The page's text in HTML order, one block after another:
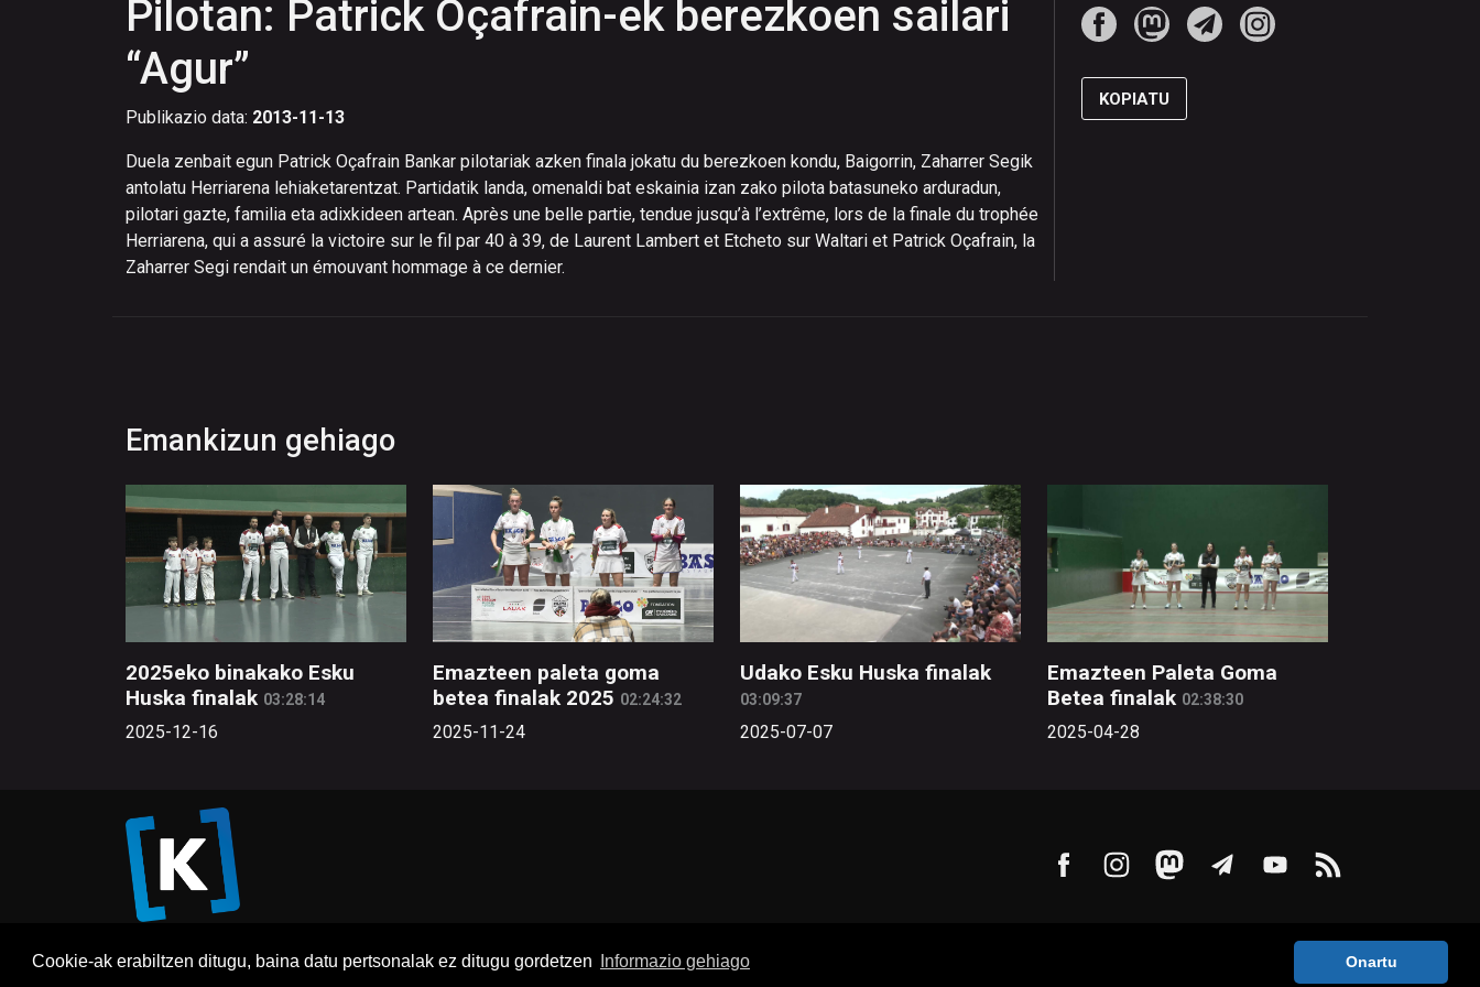
Cookie-ak erabiltzen ditugu, baina datu pertsonalak ez ditugu gordetzen Informazio gehiago Onartu
Pilotan: Patrick Oçafrain-ek berezkoen sailari
“Agur”
Publikazio data: 2013-11-13
Duela zenbait egun Patrick Oçafrain Bankar pilotariak azken finala jokatu du berezkoen kondu, Baigorrin, Zaharrer Segik
antolatu Herriarena lehiaketarentzat. Partidatik landa, omenaldi bat eskainia izan zako pilota batasuneko arduradun,
pilotari gazte, familia eta adixkideen artean. Après une belle partie, tendue jusqu’à l’extrême, lors de la finale du trophée
Herriarena, qui a assuré la victoire sur le fil par 40 à 39, de Laurent Lambert et Etcheto sur Waltari et Patrick Oçafrain, la
Zaharrer Segi rendait un émouvant hommage à ce dernier.
KOPIATU
Emankizun gehiago
2025eko binakako Esku
Huska finalak 03:28:14
2025-12-16
Emazteen paleta goma
betea finalak 2025 02:24:32
2025-11-24
Udako Esku Huska finalak
03:09:37
2025-07-07
Emazteen Paleta Goma
Betea finalak 02:38:30
2025-04-28
Honi buruz Pribatutasun politika Lege oharra